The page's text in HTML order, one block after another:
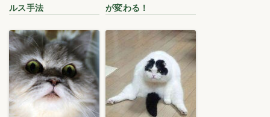
ルス手法
が変わる！